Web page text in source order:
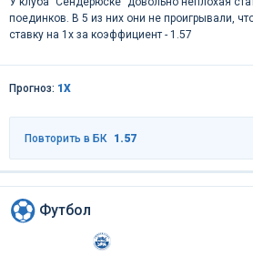
поединков. В 5 из них они не проигрывали,
ставку на 1x за коэффициент - 1.57
Прогноз: 1Х
Повторить в БК 1.57
Футбол